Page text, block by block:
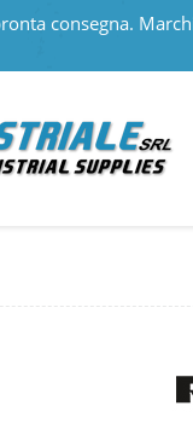
consegna.